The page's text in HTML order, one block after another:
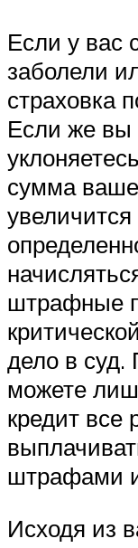
Если у вас
заболели
страховка
Если же вы
сумма
штрафные
дело в
можете
кредит все
штрафами
Исходя из